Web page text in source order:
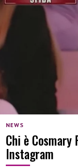
NEWS
Chi è
Instagram